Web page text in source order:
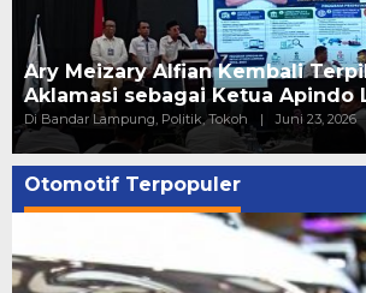
Ary Meizary Alfian Kembali
Aklamasi sebagai Ketua Apindo
Di Bandar Lampung, Politik, Tokoh | Juni 23, 2026
Otomotif Terpopuler